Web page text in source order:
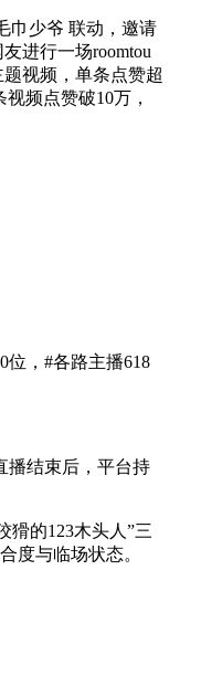
巾少爷 联动，邀请
进行一场roomtou
视频，单条点赞超
频点赞破10万，
位，#各路主播618
播结束后，平台持
猾的123木头人”三
度与临场状态。